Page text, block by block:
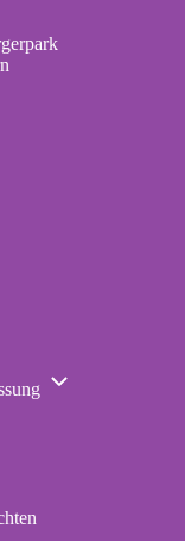
Unternavigation